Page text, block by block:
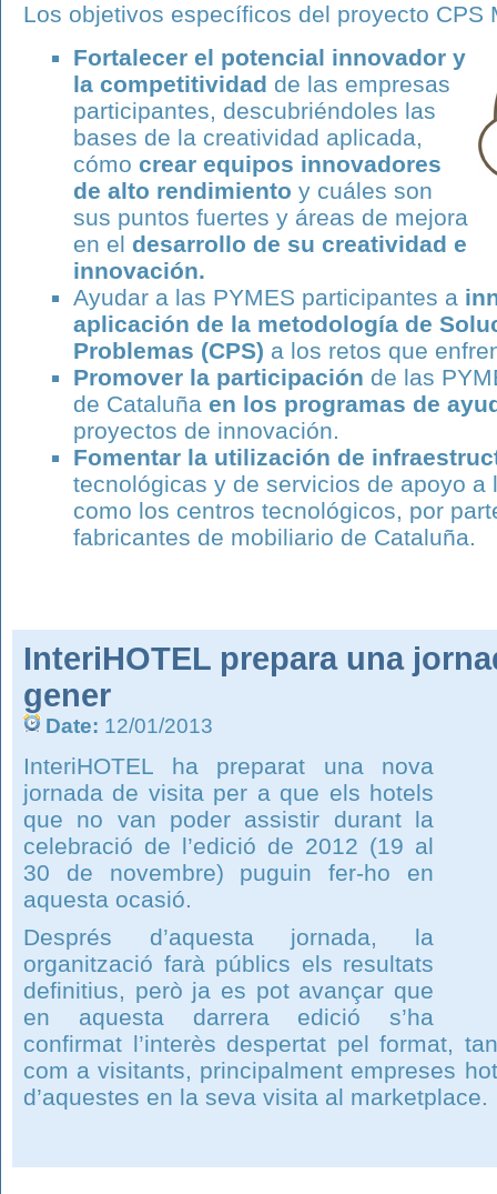
Los objetivos específicos del proyecto CPS
Fortalecer el potencial innovador y
la competitividad de las empresas
participantes, descubriéndoles las
bases de la creatividad aplicada,
cómo crear equipos innovadores
de alto rendimiento y cuáles son
sus puntos fuertes y áreas de mejora
en el desarrollo de su creatividad e
innovación.
Ayudar a las PYMES participantes a
aplicación de la metodología de
Problemas (CPS) a los retos que
Promover la participación de las
de Cataluña en los programas de
proyectos de innovación.
Fomentar la utilización de
tecnológicas y de servicios de apoyo a
como los centros tecnológicos, por
fabricantes de mobiliario de Cataluña.
InteriHOTEL prepara una
gener
Date: 12/01/2013
InteriHOTEL ha preparat una nova
jornada de visita per a que els hotels
que no van poder assistir durant la
celebració de l’edició de 2012 (19 al
30 de novembre) puguin fer-ho en
aquesta ocasió.
Després d’aquesta jornada, la
organització farà públics els resultats
definitius, però ja es pot avançar que
en aquesta darrera edició s’ha
confirmat l’interès despertat pel format,
com a visitants, principalment empreses
d’aquestes en la seva visita al marketplace.